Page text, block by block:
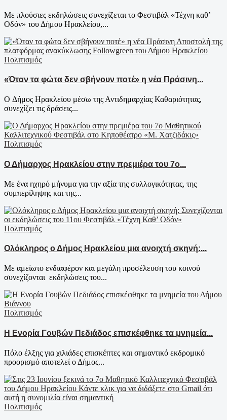
Με πλούσιες εκδηλώσεις συνεχίζεται το Φεστιβάλ «Τέχνη καθ’
Οδόν» του Δήμου Ηρακλείου,...
Πολιτισμός
«Όταν τα φώτα δεν σβήνουν ποτέ» η νέα Πράσινη...
Ο Δήμος Ηρακλείου μέσω της Αντιδημαρχίας Καθαριότητας,
συνεχίζει τις δράσεις...
Πολιτισμός
Ο Δήμαρχος Ηρακλείου στην πρεμιέρα του 7ο...
Με ένα ηχηρό μήνυμα για την αξία της συλλογικότητας, της
συμπερίληψης και της...
Πολιτισμός
Ολόκληρος ο Δήμος Ηρακλείου μια ανοιχτή σκηνή:...
Με αμείωτο ενδιαφέρον και μεγάλη προσέλευση του κοινού
συνεχίζονται εκδηλώσεις του...
Πολιτισμός
Η Ενορία Γουβών Πεδιάδος επισκέφθηκε τα μνημεία...
Πόλο έλξης για χιλιάδες επισκέπτες και σημαντικό εκδρομικό
προορισμό αποτελεί ο Δήμος...
Πολιτισμός